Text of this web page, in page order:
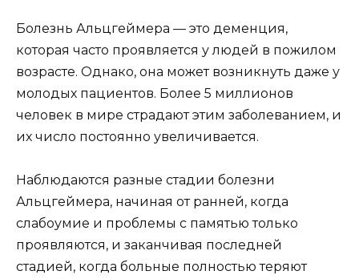
Болезнь Альцгеймера — это деменция,
которая часто проявляется у людей в пожилом
возрасте. Однако, она может возникнуть даже у
молодых пациентов. Более 5 миллионов
человек в мире страдают этим заболеванием, и
их число постоянно увеличивается.
Наблюдаются разные стадии болезни
Альцгеймера, начиная от ранней, когда
слабоумие и проблемы с памятью только
проявляются, и заканчивая последней
стадией, когда больные полностью теряют